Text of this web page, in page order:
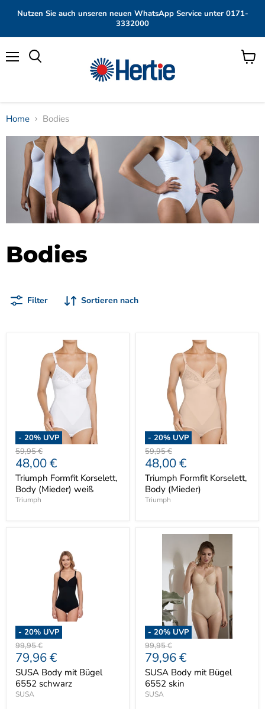
Nutzen Sie auch unseren neuen WhatsApp Service unter 0171-
3332000
Home Bodies
Bodies
Filter Sortieren nach
- 20% UVP
Ursprünglicher
Preis
59,95 €
Aktueller
Preis
48,00 €
Triumph Formfit Korselett,
Body (Mieder) weiß
Triumph
- 20% UVP
Ursprünglicher
Preis
59,95 €
Aktueller
Preis
48,00 €
Triumph Formfit Korselett,
Body (Mieder)
Triumph
- 20% UVP
Ursprünglicher
Preis
99,95 €
Aktueller
Preis
79,96 €
SUSA Body mit Bügel
6552 schwarz
SUSA
- 20% UVP
Ursprünglicher
Preis
99,95 €
Aktueller
Preis
79,96 €
SUSA Body mit Bügel
6552 skin
SUSA